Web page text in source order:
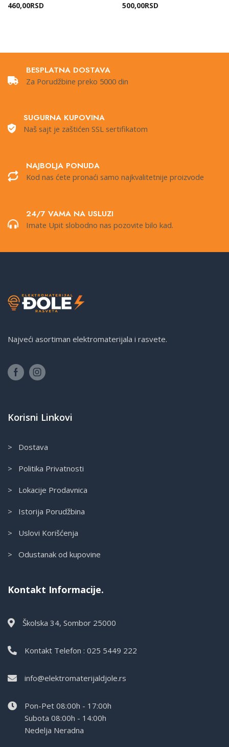
460,00RSD 500,00RSD
BESPLATNA DOSTAVA
Za Porudžbine preko 5000 din
SUGURNA KUPOVINA
Naš sajt je zaštićen SSL sertifikatom
NAJBOLJA PONUDA
Kod nas ćete pronaći samo najkvalitetnije proizvode
24/7 VAMA NA USLUZI
Imate Upit slobodno nas pozovite bilo kad.
Najveći asortiman elektromaterijala i rasvete.
Korisni Linkovi
> Dostava
> Politika Privatnosti
> Lokacije Prodavnica
> Istorija Porudžbina
> Uslovi Korišćenja
> Odustanak od kupovine
Kontakt Informacije.
Školska 34, Sombor 25000
Kontakt Telefon : 025 5449 222
info@elektromaterijaldjole.rs
Pon-Pet 08:00h - 17:00h
Subota 08:00h - 14:00h
Nedelja Neradna